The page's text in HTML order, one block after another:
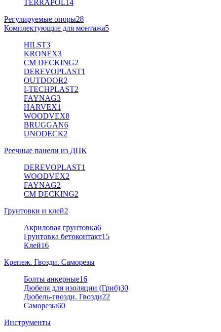
TERRAPOL14
Регулируемые опоры28
Комплектующие для монтажа5
HILST3
KRONEX3
CM DECKING2
DEREVOPLAST1
OUTDOOR2
I-TECHPLAST2
FAYNAG3
HARVEX1
WOODVEX8
BRUGGAN6
UNODECK2
Реечные панели из ДПК
DEREVOPLAST1
WOODVEX2
FAYNAG2
CM DECKING2
Грунтовки и клей2
Акриловая грунтовка6
Грунтовка бетоконтакт15
Клей16
Крепеж. Гвозди. Саморезы
Болты анкерные16
Дюбеля для изоляции (Гриб)30
Дюбель-гвозди. Гвозди22
Саморезы60
Инструменты